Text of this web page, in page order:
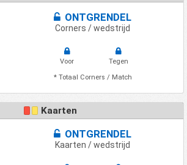
ONTGRENDEL
Corners / wedstrijd
Voor
Tegen
* Totaal Corners / Match
Kaarten
ONTGRENDEL
Kaarten / wedstrijd